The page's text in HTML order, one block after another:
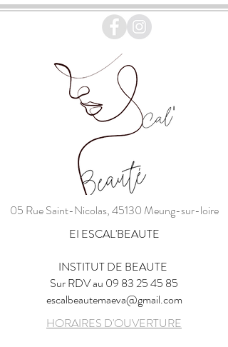
05 Rue Saint-Nicolas, 45130 Meung-sur-loire
EI ESCAL'BEAUTE
INSTITUT DE BEAUTE
Sur RDV au 09 83 25 45 85
escalbeautemaeva@gmail.com
HORAIRES D'OUVERTURE